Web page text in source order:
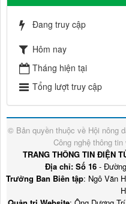
Đang truy cập
Hôm nay
Tháng hiện tại
Tổng lượt truy cập
© Bản quyền thuộc về Hội nông
Công nghệ thông
TRANG THÔNG TIN ĐIỆN
Địa chỉ: Số 16 -
Trưởng Ban Biên tập: Ngô Văn